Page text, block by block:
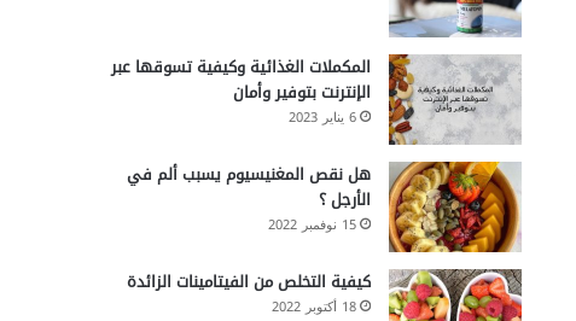
المكملات الغذائية وكيفية تسوقها عبر
الإنترنت بتوفير وأمان
6 يناير 2023
هل نقص المغنيسيوم يسبب ألم في
الأرجل ؟
15 نوفمبر 2022
كيفية التخلص من الفيتامينات الزائدة
18 أكتوبر 2022